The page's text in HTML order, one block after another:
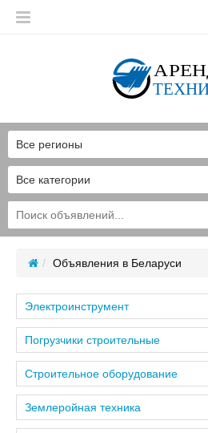
Все категории
Все регионы
Объявления в Беларуси
Электроинструмент
Погрузчики строительные
Строительное оборудование
Землеройная техника